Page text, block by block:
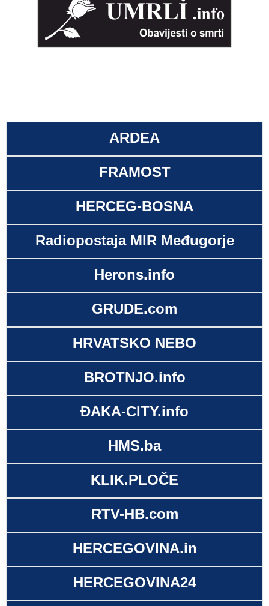
ARDEA
FRAMOST
HERCEG-BOSNA
Radiopostaja MIR Međugorje
Herons.info
GRUDE.com
HRVATSKO NEBO
BROTNJO.info
ĐAKA-CITY.info
HMS.ba
KLIK.PLOČE
RTV-HB.com
HERCEGOVINA.in
HERCEGOVINA24